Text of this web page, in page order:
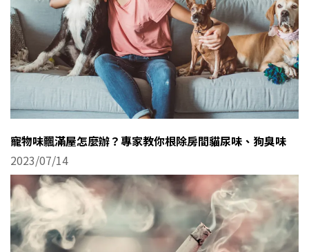
寵物味飄滿屋怎麼辦？專家教你根除房間貓尿味、狗臭味
2023/07/14